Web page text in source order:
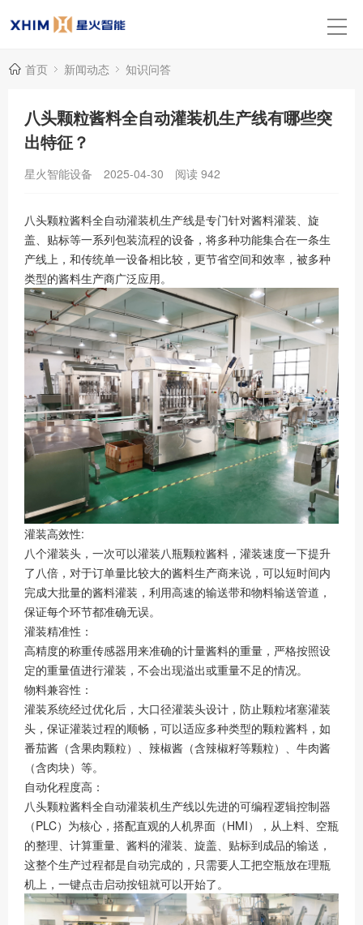
首页 新闻动态 知识问答
八头颗粒酱料全自动灌装机生产线有哪些突
出特征？
星火智能设备 2025-04-30 阅读 942
八头颗粒酱料全自动灌装机生产线是专门针对酱料灌装、旋
盖、贴标等一系列包装流程的设备，将多种功能集合在一条生
产线上，和传统单一设备相比较，更节省空间和效率，被多种
类型的酱料生产商广泛应用。
灌装高效性:
八个灌装头，一次可以灌装八瓶颗粒酱料，灌装速度一下提升
了八倍，对于订单量比较大的酱料生产商来说，可以短时间内
完成大批量的酱料灌装，利用高速的输送带和物料输送管道，
保证每个环节都准确无误。
灌装精准性：
高精度的称重传感器用来准确的计量酱料的重量，严格按照设
定的重量值进行灌装，不会出现溢出或重量不足的情况。
物料兼容性：
灌装系统经过优化后，大口径灌装头设计，防止颗粒堵塞灌装
头，保证灌装过程的顺畅，可以适应多种类型的颗粒酱料，如
番茄酱（含果肉颗粒）、辣椒酱（含辣椒籽等颗粒）、牛肉酱
（含肉块）等。
自动化程度高：
八头颗粒酱料全自动灌装机生产线以先进的可编程逻辑控制器
（PLC）为核心，搭配直观的人机界面（HMI），从上料、空瓶
的整理、计算重量、酱料的灌装、旋盖、贴标到成品的输送，
这整个生产过程都是自动完成的，只需要人工把空瓶放在理瓶
机上，一键点击启动按钮就可以开始了。